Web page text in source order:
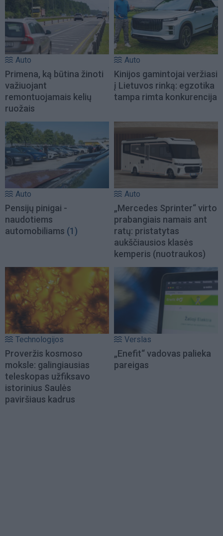
Auto
Primena, ką būtina žinoti
važiuojant
remontuojamais kelių
ruožais
Auto
Kinijos gamintojai veržiasi
į Lietuvos rinką: egzotika
tampa rimta konkurencija
Auto
Pensijų pinigai -
naudotiems
automobiliams (1)
Auto
„Mercedes Sprinter“ virto
prabangiais namais ant
ratų: pristatytas
aukščiausios klasės
kemperis (nuotraukos)
Technologijos
Proveržis kosmoso
moksle: galingiausias
teleskopas užfiksavo
istorinius Saulės
paviršiaus kadrus
Verslas
„Enefit“ vadovas palieka
pareigas